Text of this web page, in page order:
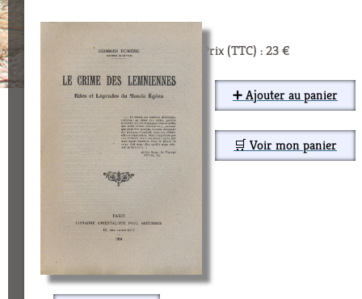
Prix (TTC) : 23 €
➕ Ajouter au panier
🛒 Voir mon panier